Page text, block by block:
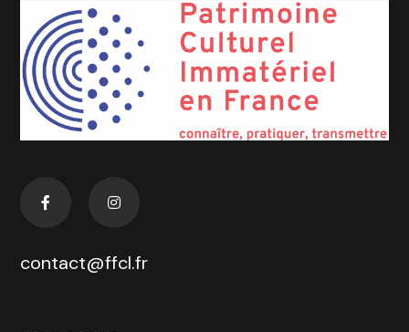
contact@ffcl.fr